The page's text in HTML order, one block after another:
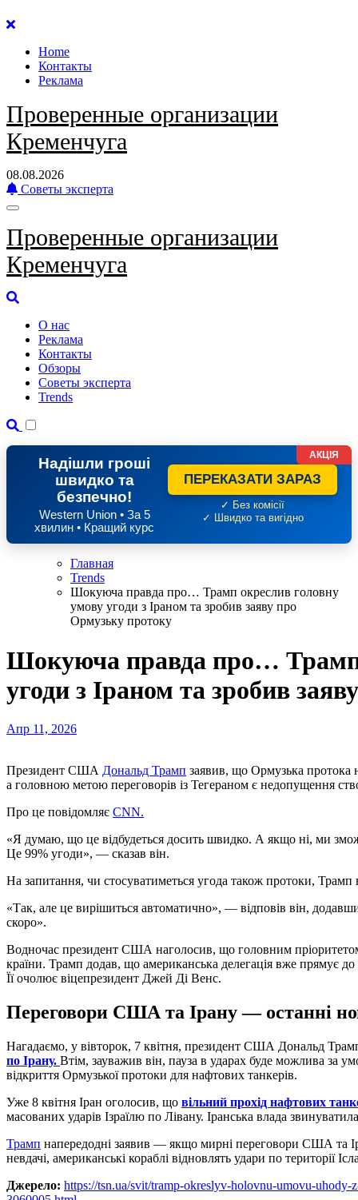
Перейти
содержанию
Home
Контакты
Реклама
Проверенные организации
Кременчуга
08.08.2026
Советы эксперта
Проверенные организации
Кременчуга
О нас
Реклама
Контакты
Обзоры
Советы эксперта
Trends
Надішли гроші
швидко та
безпечно!
Western Union • За 5
хвилин • Кращий курс
ПЕРЕКАЗАТИ ЗАРАЗ
✓ Без комісії
✓ Швидко та вигідно
АКЦІЯ
Главная
Trends
Шокуюча правда про… Трамп окреслив головну
умову угоди з Іраном та зробив заяву про
Ормузьку протоку
Шокуюча правда про… Трамп
угоди з Іраном та зробив
Апр 11, 2026
Президент США Дональд Трамп заявив, що Ормузька протока
а головною метою переговорів із Тегераном є недопущення
Про це повідомляє CNN.
«Я думаю, що це відбудеться досить швидко. А якщо ні, ми
Це 99% угоди», — сказав він.
На запитання, чи стосуватиметься угода також протоки, Трамп
«Так, але це вирішиться автоматично», — відповів він,
скоро».
Водночас президент США наголосив, що головним
країни. Трамп додав, що американська делегація вже прямує
Її очолює віцепрезидент Джей Ді Венс.
Переговори США та Ірану — останні
Нагадаємо, у вівторок, 7 квітня, президент США Дональд
по Ірану. Втім, зауважив він, пауза в ударах буде можлива за
відкриття Ормузької протоки для нафтових танкерів.
Уже 8 квітня Іран оголосив, що вільний прохід нафтових
масованих ударів Ізраїлю по Лівану. Іранська влада
Трамп напередодні заявив — якщо мирні переговори США та
невдачі, американські кораблі відновлять удари по території
Джерело: https://tsn.ua/svit/tramp-okreslyv-holovnu-umovu-